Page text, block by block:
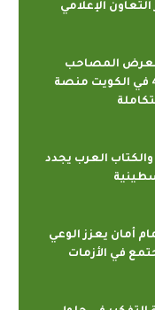
الإعلامي
المصاحب
للقمة الخليجية الـ45 في الكويت منصة
والكتاب العرب يجدد
أمان يعزز الوعي
في الأزمات